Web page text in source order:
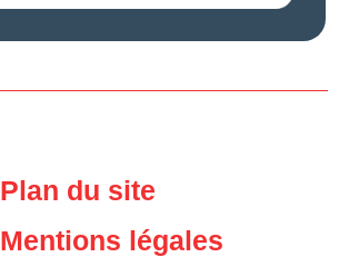
Plan du site
Mentions légales